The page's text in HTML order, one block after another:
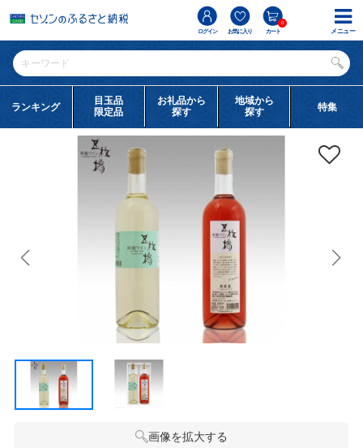
ログイン お気に入り カート
0
ランキング
目玉品
限定品
お礼品から
探す
地域から
探す
特集
画像を拡大する
メニュー